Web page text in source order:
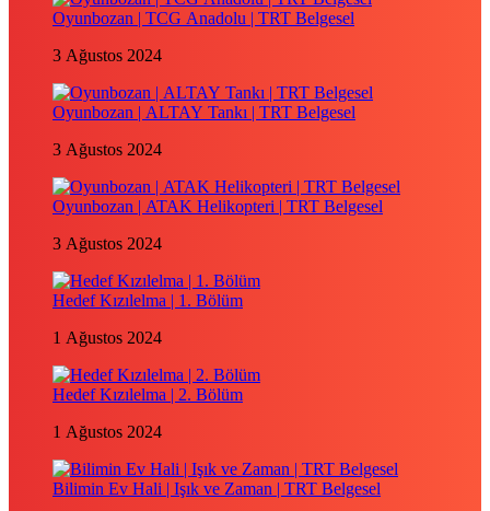
Oyunbozan | TCG Anadolu | TRT Belgesel
3 Ağustos 2024
Oyunbozan | ALTAY Tankı | TRT Belgesel
3 Ağustos 2024
Oyunbozan | ATAK Helikopteri | TRT Belgesel
3 Ağustos 2024
Hedef Kızılelma | 1. Bölüm
1 Ağustos 2024
Hedef Kızılelma | 2. Bölüm
1 Ağustos 2024
Bilimin Ev Hali | Işık ve Zaman | TRT Belgesel